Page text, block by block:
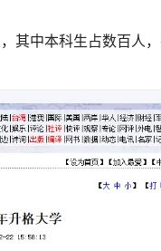
其中本科生占数百人